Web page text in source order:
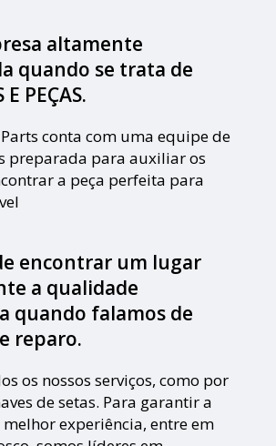
altamente
quando se trata de
E PEÇAS.
conta com uma equipe de
preparada para auxiliar os
a peça perfeita para
encontrar um lugar
a qualidade
quando falamos de
reparo.
os nossos serviços, como por
de setas. Para garantir a
experiência, entre em